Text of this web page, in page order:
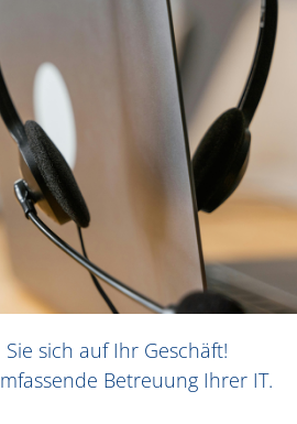
sich auf Ihr Geschäft!
Betreuung Ihrer IT.